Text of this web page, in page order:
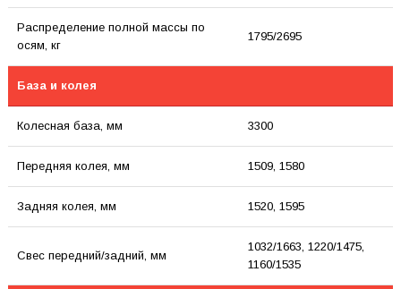
Распределение полной массы по
осям, кг
1795/2695
База и колея
Колесная база, мм 3300
Передняя колея, мм 1509, 1580
Задняя колея, мм 1520, 1595
Свес передний/задний, мм
1032/1663, 1220/1475,
1160/1535